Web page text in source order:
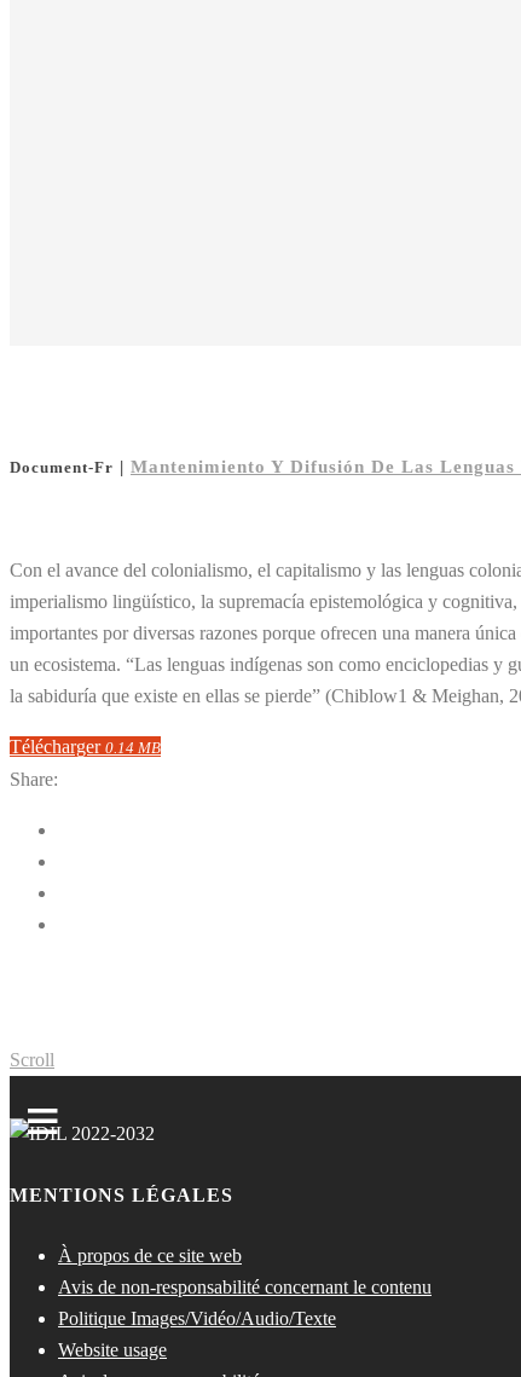
Document-Fr | Mantenimiento Y Difusión De Las
Con el avance del colonialismo, el capitalismo y las lenguas
imperialismo lingüístico, la supremacía epistemológica y
importantes por diversas razones porque ofrecen una manera
un ecosistema. “Las lenguas indígenas son como enciclopedias y
la sabiduría que existe en ellas se pierde” (Chiblow1 & Meighan,
Télécharger 0.14 MB
Share:
Scroll
MENTIONS LÉGALES
À propos de ce site web
Avis de non-responsabilité concernant le contenu
Politique Images/Vidéo/Audio/Texte
Website usage